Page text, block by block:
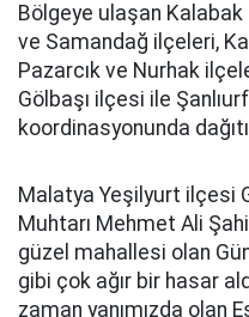
Bölgeye ulaşan Kalabak
ve Samandağ ilçeleri,
Pazarcık ve Nurhak
Gölbaşı ilçesi ile
koordinasyonunda
Malatya Yeşilyurt ilçesi
Muhtarı Mehmet Ali
güzel mahallesi olan
gibi çok ağır bir hasar
zaman yanımızda olan